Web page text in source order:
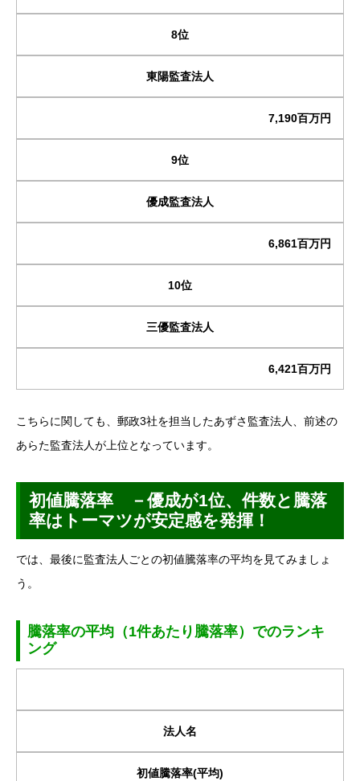
8位
東陽監査法人
7,190百万円
9位
優成監査法人
6,861百万円
10位
三優監査法人
6,421百万円
こちらに関しても、郵政3社を担当したあずさ監査法人、前述の
あらた監査法人が上位となっています。
初値騰落率 －優成が1位、件数と騰落
率はトーマツが安定感を発揮！
では、最後に監査法人ごとの初値騰落率の平均を見てみましょ
う。
騰落率の平均（1件あたり騰落率）でのランキ
ング
法人名
初値騰落率(平均)